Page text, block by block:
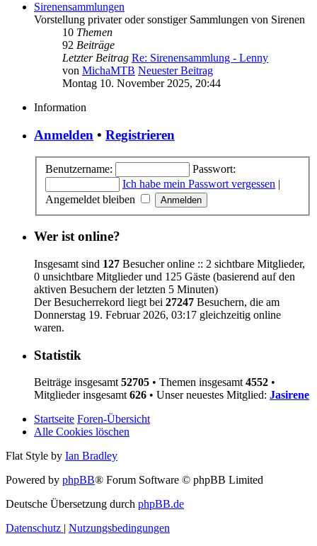
Sirenensammlungen
Vorstellung privater oder sonstiger Sammlungen von Sirenen
10 Themen
92 Beiträge
Letzter Beitrag Re: Sirenensammlung - Lenny
von MichaMTB Neuester Beitrag
Montag 10. November 2025, 20:44
Information
Anmelden • Registrieren
Benutzername:
Passwort:
Ich habe mein Passwort vergessen |
Angemeldet bleiben
Wer ist online?
Insgesamt sind 127 Besucher online :: 2 sichtbare Mitglieder,
0 unsichtbare Mitglieder und 125 Gäste (basierend auf den
aktiven Besuchern der letzten 5 Minuten)
Der Besucherrekord liegt bei 27247 Besuchern, die am
Donnerstag 19. Februar 2026, 03:17 gleichzeitig online
waren.
Statistik
Beiträge insgesamt 52705 • Themen insgesamt 4552 •
Mitglieder insgesamt 626 • Unser neuestes Mitglied: Jasirene
Startseite Foren-Übersicht
Alle Cookies löschen
Flat Style by Ian Bradley
Powered by phpBB® Forum Software © phpBB Limited
Deutsche Übersetzung durch phpBB.de
Datenschutz | Nutzungsbedingungen